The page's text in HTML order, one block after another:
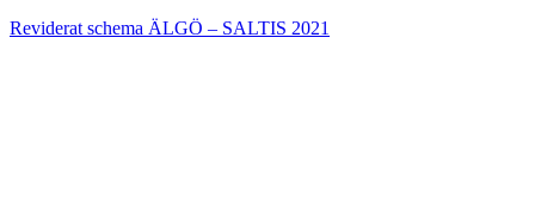
Reviderat schema ÄLGÖ – SALTIS 2021